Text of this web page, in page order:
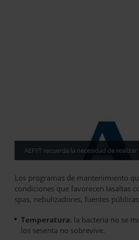
AEFYT recuerda la necesidad de
Los programas de mantenimiento
condiciones que favorecen lasaltas
spas, nebulizadores, fuentes
Temperatura: la bacteria no se
los sesenta no sobrevive.